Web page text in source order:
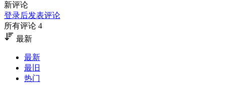
新评论
登录后发表评论
所有评论 4
最新
最新
最旧
热门